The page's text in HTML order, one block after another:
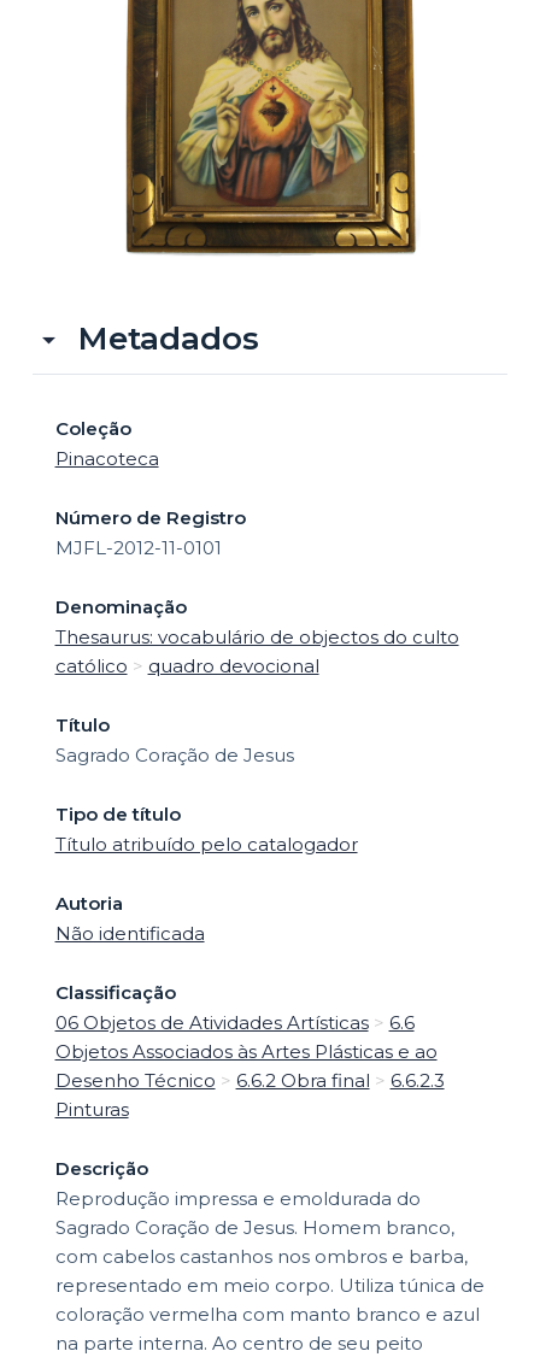
Metadados
Coleção
Pinacoteca
Número de Registro
MJFL-2012-11-0101
Denominação
Thesaurus: vocabulário de objectos do culto
católico > quadro devocional
Título
Sagrado Coração de Jesus
Tipo de título
Título atribuído pelo catalogador
Autoria
Não identificada
Classificação
06 Objetos de Atividades Artísticas> 6.6
Objetos Associados às Artes Plásticas e ao
Desenho Técnico > 6.6.2 Obra final > 6.6.2.3
Pinturas
Descrição
Reprodução impressa e emoldurada do
Sagrado Coração de Jesus. Homem branco,
com cabelos castanhos nos ombros e barba,
representado em meio corpo. Utiliza túnica de
coloração vermelha com manto branco e azul
na parte interna. Ao centro de seu peito